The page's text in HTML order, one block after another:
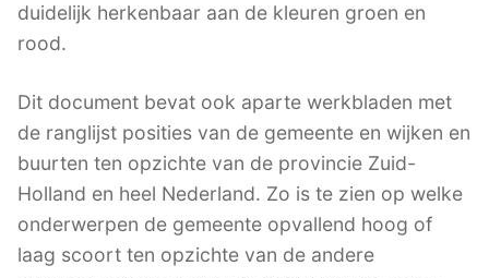
duidelijk herkenbaar aan de kleuren groen en
rood.
Dit document bevat ook aparte werkbladen met
de ranglijst posities van de gemeente en wijken en
buurten ten opzichte van de provincie Zuid-
Holland en heel Nederland. Zo is te zien op welke
onderwerpen de gemeente opvallend hoog of
laag scoort ten opzichte van de andere